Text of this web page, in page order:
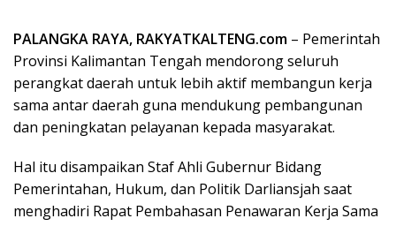
PALANGKA RAYA, RAKYATKALTENG.com – Pemerintah
Provinsi Kalimantan Tengah mendorong seluruh
perangkat daerah untuk lebih aktif membangun kerja
sama antar daerah guna mendukung pembangunan
dan peningkatan pelayanan kepada masyarakat.
Hal itu disampaikan Staf Ahli Gubernur Bidang
Pemerintahan, Hukum, dan Politik Darliansjah saat
menghadiri Rapat Pembahasan Penawaran Kerja Sama